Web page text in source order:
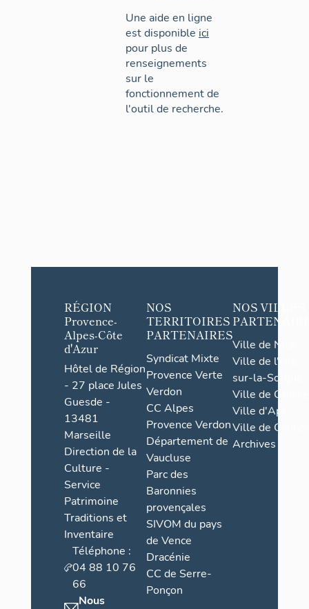
Une aide en ligne
est disponible ici
pour plus de
renseignements
sur le
fonctionnement de
l'outil de recherche.
RÉGION
Provence-
Alpes-Côte
d'Azur
Hôtel de Région
- 27 place Jules
Guesde -
13481
Marseille
Direction de la
Culture -
Service
Patrimoine
Traditions et
Inventaire
Téléphone :
04 88 10 76
66
Nous
NOS
TERRITOIRES
PARTENAIRES
Syndicat Mixte
Provence Verte
Verdon
CC Alpes
Provence Verdon
Département de
Vaucluse
Parc des
Baronnies
provençales
SIVOM du pays
de Vence
Dracénie
CC de Serre-
Ponçon
NOS VILLES
Ville de Nice
Ville de l'Isle-
sur-la-Sorgue
Ville de Grasse
Ville d'Apt
Ville de
Archives